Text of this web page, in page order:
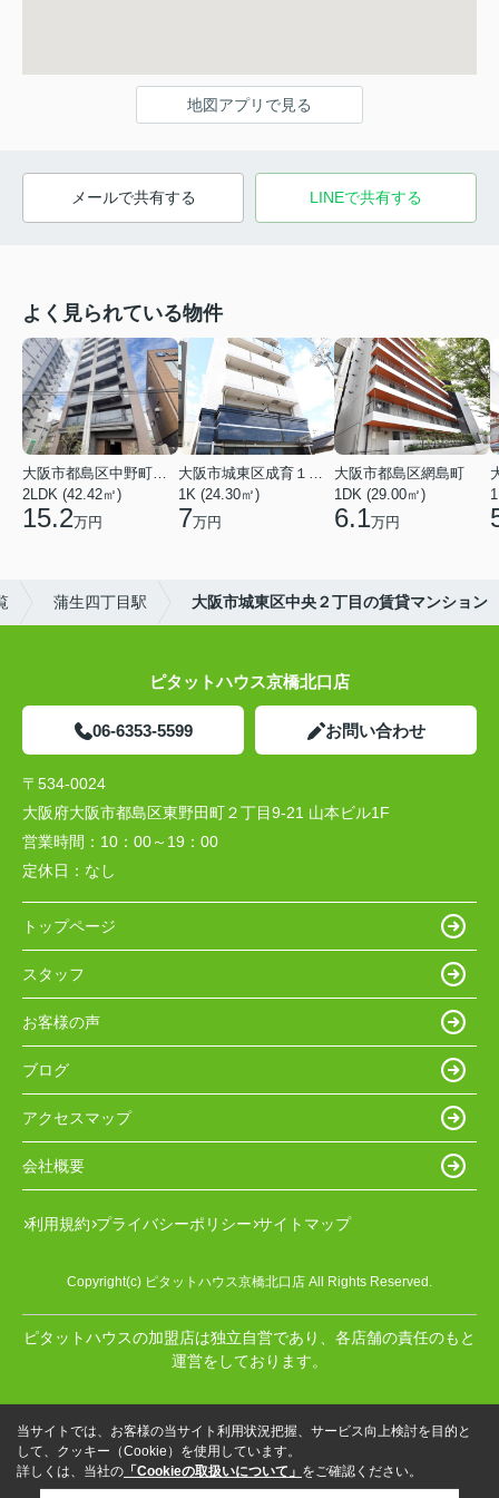
地図アプリで見る
メールで共有する LINEで共有する
よく見られている物件
大阪市都島区中野町２丁目
2LDK (42.42㎡)
15.2万円
大阪市城東区成育１丁目
1K (24.30㎡)
7万円
大阪市都島区網島町
1DK (29.00㎡)
6.1万円
蒲生四丁目駅 大阪市城東区中央２丁目の賃貸マンション
ピタットハウス京橋北口店
06-6353-5599 お問い合わせ
〒534-0024
大阪府大阪市都島区東野田町２丁目9-21 山本ビル1F
営業時間： 10：00～19：00
定休日： なし
トップページ
スタッフ
お客様の声
ブログ
アクセスマップ
会社概要
利用規約 プライバシーポリシー サイトマップ
Copyright(c) ピタットハウス京橋北口店 All Rights Reserved.
ピタットハウスの加盟店は独立自営であり、各店舗の責任のもと
運営をしております。
当サイトでは、お客様の当サイト利用状況把握、サービス向上検討を目的と
して、クッキー（Cookie）を使用しています。
詳しくは、当社の 「Cookieの取扱いについて」 をご確認ください。